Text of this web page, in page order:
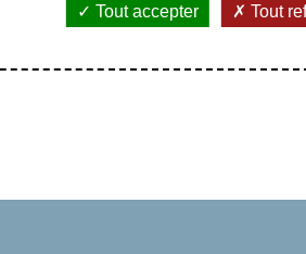
Tout accepter Tout